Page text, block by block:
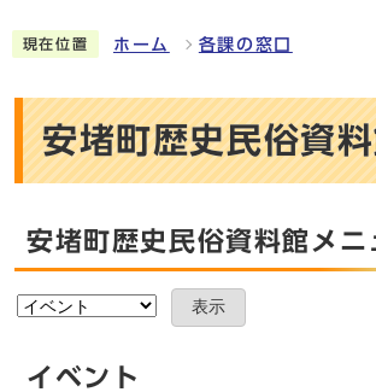
現在位置 ホーム 各課の窓口
安堵町歴史民俗資
安堵町歴史民俗資料館メニ
表示
イベント